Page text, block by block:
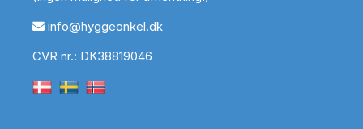
info@hyggeonkel.dk
CVR nr.: DK38819046